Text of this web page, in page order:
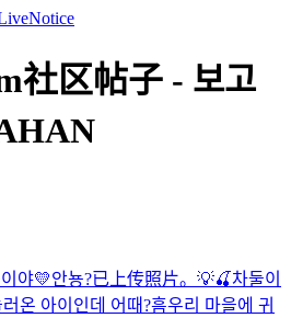
Notice
社区帖子 - 보고
야💛안뇽?已上传照片。 💡🍒차둘이
온 아이인데 어때?흠우리 마을에 귀